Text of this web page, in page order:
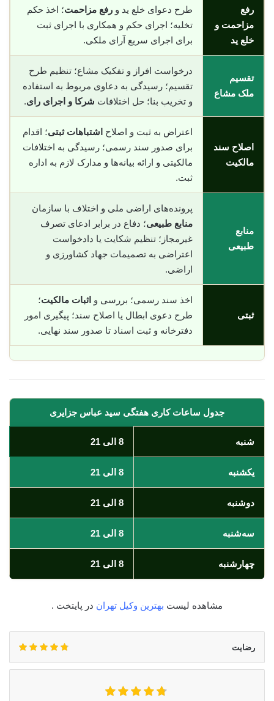
رفع
مزاحمت و
خلع ید
طرح دعوای خلع ید و رفع مزاحمت؛ اخذ حکم
تخلیه؛ اجرای حکم و همکاری با اجرای ثبت
برای اجرای سریع آرای ملکی.
تقسیم
ملک مشاع
درخواست افراز و تفکیک مشاع؛ تنظیم طرح
تقسیم؛ رسیدگی به دعاوی مربوط به استفاده
و تخریب بنا؛ حل اختلافات شرکا و اجرای رای.
اصلاح سند
مالکیت
اعتراض به ثبت و اصلاح اشتباهات ثبتی؛ اقدام
برای صدور سند رسمی؛ رسیدگی به اختلافات
مالکیتی و ارائه بیانه‌ها و مدارک لازم به اداره
ثبت.
منابع
طبیعی
پرونده‌های اراضی ملی و اختلاف با سازمان
منابع طبیعی؛ دفاع در برابر ادعای تصرف
غیرمجاز؛ تنظیم شکایت یا دادخواست
اعتراضی به تصمیمات جهاد کشاورزی و
اراضی.
ثبتی
اخذ سند رسمی؛ بررسی و اثبات مالکیت؛
طرح دعوی ابطال یا اصلاح سند؛ پیگیری امور
دفترخانه و ثبت اسناد تا صدور سند نهایی.
جدول ساعات کاری هفتگی سید عباس جزایری
شنبه 8 الی 21
یکشنبه 8 الی 21
دوشنبه 8 الی 21
سه‌شنبه 8 الی 21
چهارشنبه 8 الی 21
مشاهده لیست بهترین وکیل تهران در پایتخت .
رضایت